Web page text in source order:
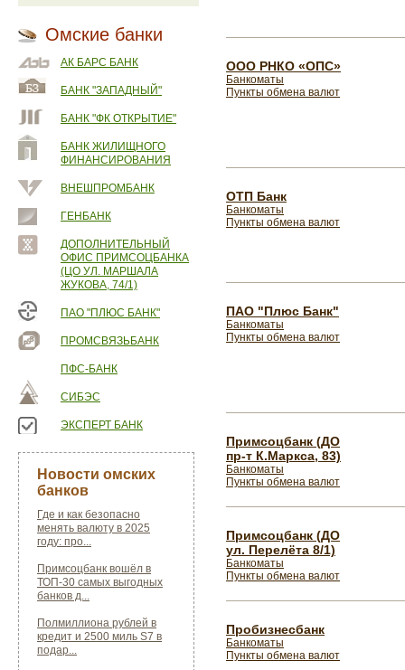
Омские банки
АК БАРС БАНК
БАНК "ЗАПАДНЫЙ"
БАНК "ФК ОТКРЫТИЕ"
БАНК ЖИЛИЩНОГО
ФИНАНСИРОВАНИЯ
ВНЕШПРОМБАНК
ГЕНБАНК
ДОПОЛНИТЕЛЬНЫЙ
ОФИС ПРИМСОЦБАНКА
(ЦО УЛ. МАРШАЛА
ЖУКОВА, 74/1)
ПАО "ПЛЮС БАНК"
ПРОМСВЯЗЬБАНК
ПФС-БАНК
СИБЭС
ЭКСПЕРТ БАНК
Новости омских
банков
Где и как безопасно
менять валюту в 2025
году: про...
Примсоцбанк вошёл в
ТОП-30 самых выгодных
банков д...
Полмиллиона рублей в
кредит и 2500 миль S7 в
подар...
ООО РНКО «ОПС»
Банкоматы
Пункты обмена валют
ОТП Банк
Банкоматы
Пункты обмена валют
ПАО "Плюс Банк"
Банкоматы
Пункты обмена валют
Примсоцбанк (ДО
пр-т К.Маркса, 83)
Банкоматы
Пункты обмена валют
Примсоцбанк (ДО
ул. Перелёта 8/1)
Банкоматы
Пункты обмена валют
Пробизнесбанк
Банкоматы
Пункты обмена валют